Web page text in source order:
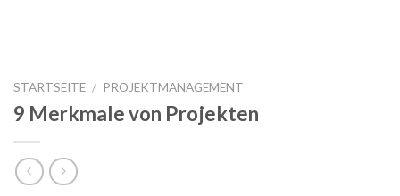
STARTSEITE / PROJEKTMANAGEMENT
9 Merkmale von Projekten